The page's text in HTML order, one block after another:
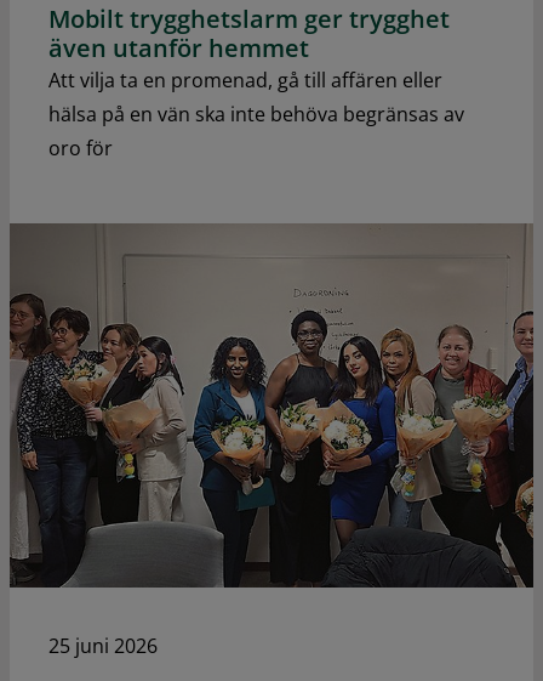
Mobilt trygghetslarm ger trygghet
även utanför hemmet
Att vilja ta en promenad, gå till affären eller
hälsa på en vän ska inte behöva begränsas av
oro för
25 juni 2026